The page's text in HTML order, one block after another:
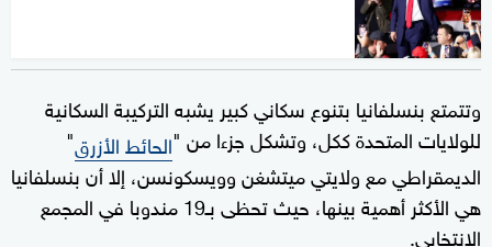
وتتمتع بنسلفانيا بتنوع سكاني كبير يشبه التركيبة السكانية
للولايات المتحدة ككل، وتشكل جزءا من "الحائط الأزرق"
الديمقراطي مع ولايتي ميتشغن وويسكونسن، إلا أن بنسلفانيا
هي الأكثر أهمية بينها، حيث تحظى بـ19 مندوبا في المجمع
الانتخابي.